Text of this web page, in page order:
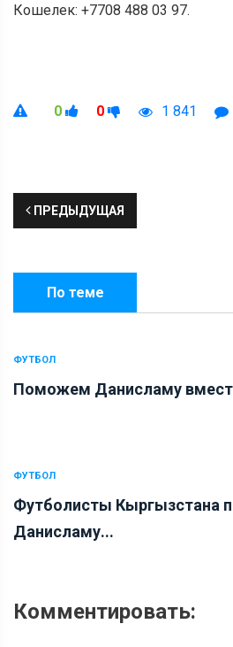
Кошелек: +7708 488 03 97.
0 0 1 841
ПРЕДЫДУЩАЯ
По теме
ФУТБОЛ
Поможем Данисламу
ФУТБОЛ
Футболисты Кыргызстана
Данисламу...
Комментировать: